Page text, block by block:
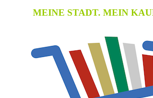
MEINE STADT. MEIN